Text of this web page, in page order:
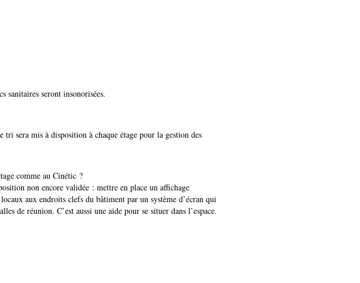
sanitaires seront insonorisées.
sera mis à disposition à chaque étage pour la gestion des
comme au Cinétic ?
non encore validée : mettre en place un affichage
aux endroits clefs du bâtiment par un système d’écran qui
de réunion. C’est aussi une aide pour se situer dans l’espace.